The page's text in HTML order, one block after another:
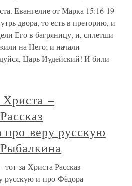
Евангелие от Марка 15:16-19
двора, то есть в преторию, и
Его в багряницу, и, сплетши
на Него; и начали
Царь Иудейский! И били
–
про веру русскую
за Христа Рассказ
русскую и про Фёдора